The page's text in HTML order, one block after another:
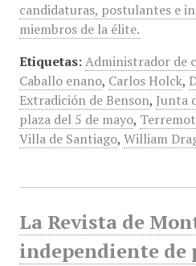
candidaturas, postulantes e
miembros de la élite.
Etiquetas: Administrador de
Caballo enano, Carlos Holck,
Extradición de Benson, Junta
plaza del 5 de mayo,
Villa de Santiago, William
La Revista de
independiente de